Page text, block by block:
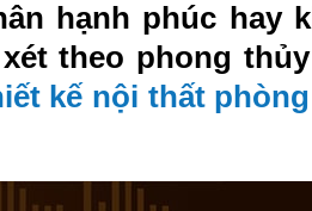
hạnh phúc hay
theo phong
kế nội thất